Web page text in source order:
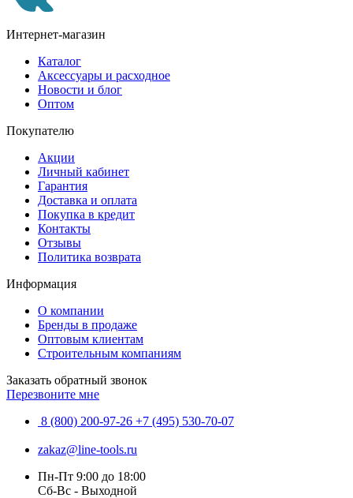
Интернет-магазин
Каталог
Аксессуары и расходное
Новости и блог
Оптом
Покупателю
Акции
Личный кабинет
Гарантия
Доставка и оплата
Покупка в кредит
Контакты
Отзывы
Политика возврата
Информация
О компании
Бренды в продаже
Оптовым клиентам
Строительным компаниям
Заказать обратный звонок
Перезвоните мне
8 (800) 200-97-26 +7 (495) 530-70-07
zakaz@line-tools.ru
Пн-Пт 9:00 до 18:00
Сб-Вс - Выходной